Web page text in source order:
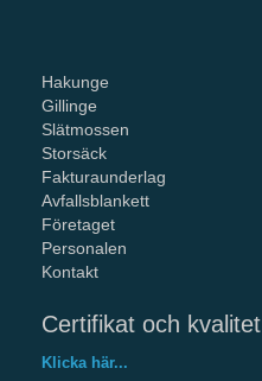
Hakunge
Gillinge
Slätmossen
Storsäck
Fakturaunderlag
Avfallsblankett
Företaget
Personalen
Kontakt
Certifikat och kvalitet
Klicka här...